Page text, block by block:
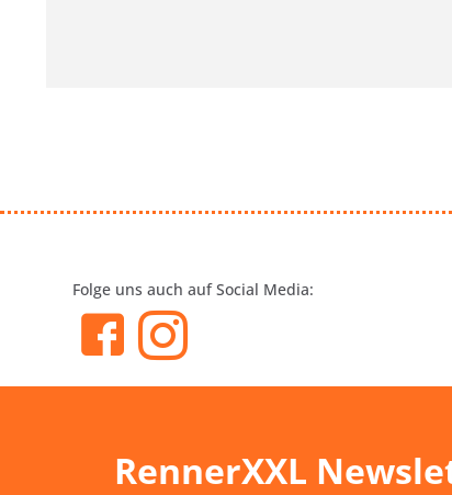
Folge uns auch auf Social Media:
RennerXXL